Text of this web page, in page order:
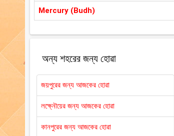
Mercury (Budh)
অন্য শহরের জন্য হোৱা
জয়পুরের জন্য আজকের হোৱা
লক্ষ্নৌয়ের জন্য আজকের হোৱা
কানপুরের জন্য আজকের হোৱা